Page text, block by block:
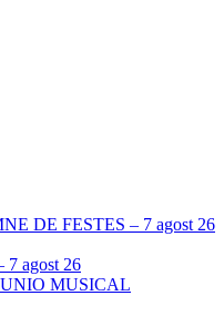
DE FESTES – 7 agost 26
agost 26
MUSICAL